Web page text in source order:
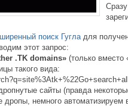
поиск Гугладля
этот запрос:
.TK domains» (только
такого вида:
сайты (правда
дропы, немного автоматизируем